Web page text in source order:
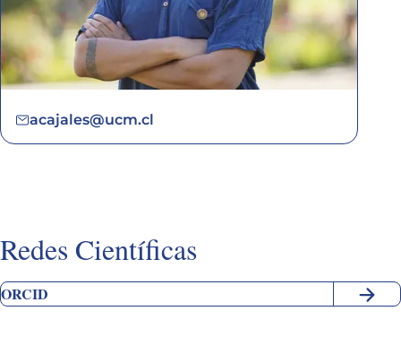
acajales@ucm.cl
Redes Científicas
ORCID